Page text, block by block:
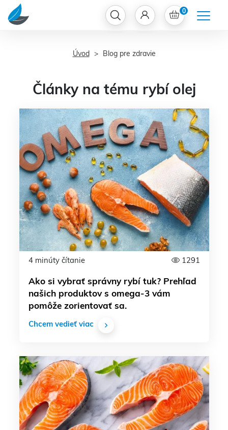
0
Úvod Blog pre zdravie
Články na tému rybí olej
4 minúty čítanie 1291
Ako si vybrať správny rybí tuk? Prehľad
našich produktov s omega-3 vám
pomôže zorientovať sa.
Chcem vedieť viac